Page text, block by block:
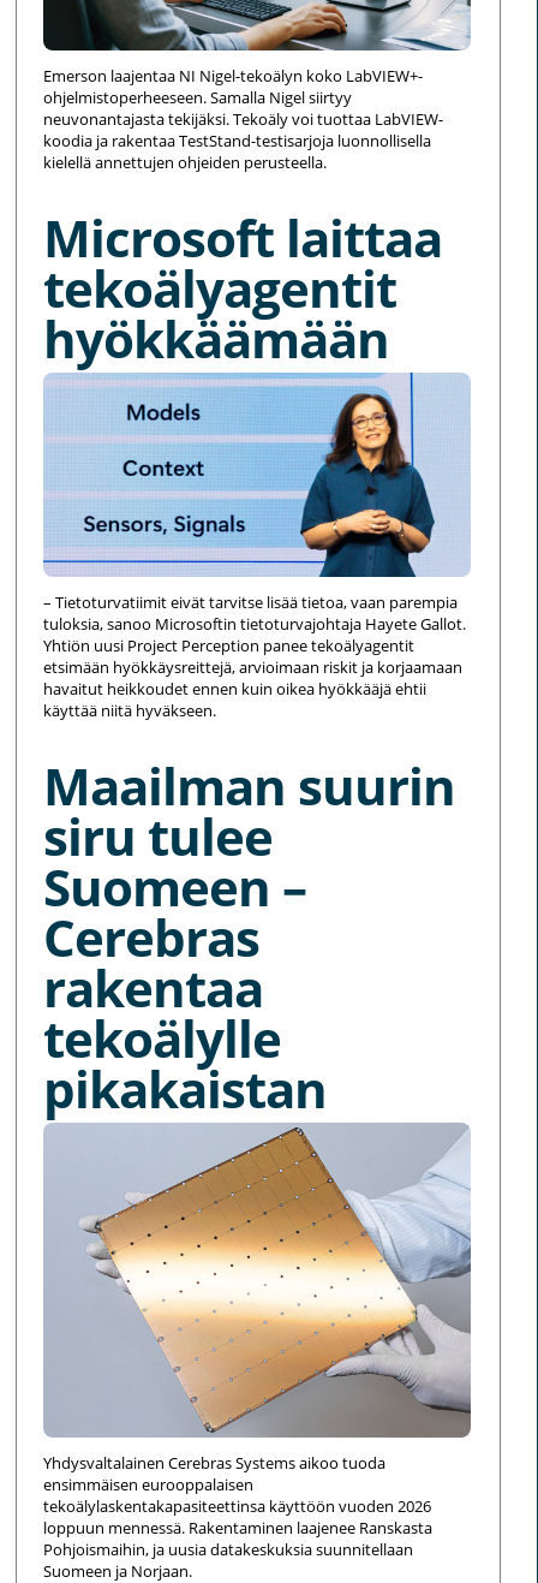
Emerson laajentaa NI Nigel-tekoälyn koko LabVIEW+-
ohjelmistoperheeseen. Samalla Nigel siirtyy
neuvonantajasta tekijäksi. Tekoäly voi tuottaa LabVIEW-
koodia ja rakentaa TestStand-testisarjoja luonnollisella
kielellä annettujen ohjeiden perusteella.
Microsoft laittaa
tekoälyagentit
hyökkäämään
– Tietoturvatiimit eivät tarvitse lisää tietoa, vaan parempia
tuloksia, sanoo Microsoftin tietoturvajohtaja Hayete Gallot.
Yhtiön uusi Project Perception panee tekoälyagentit
etsimään hyökkäysreittejä, arvioimaan riskit ja korjaamaan
havaitut heikkoudet ennen kuin oikea hyökkääjä ehtii
käyttää niitä hyväkseen.
Maailman suurin
siru tulee
Suomeen –
Cerebras
rakentaa
tekoälylle
pikakaistan
Yhdysvaltalainen Cerebras Systems aikoo tuoda
ensimmäisen eurooppalaisen
tekoälylaskentakapasiteettinsa käyttöön vuoden 2026
loppuun mennessä. Rakentaminen laajenee Ranskasta
Pohjoismaihin, ja uusia datakeskuksia suunnitellaan
Suomeen ja Norjaan.